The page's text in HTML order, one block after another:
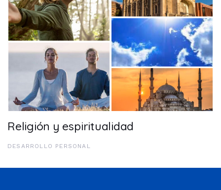
Religión y espiritualidad
DESARROLLO PERSONAL